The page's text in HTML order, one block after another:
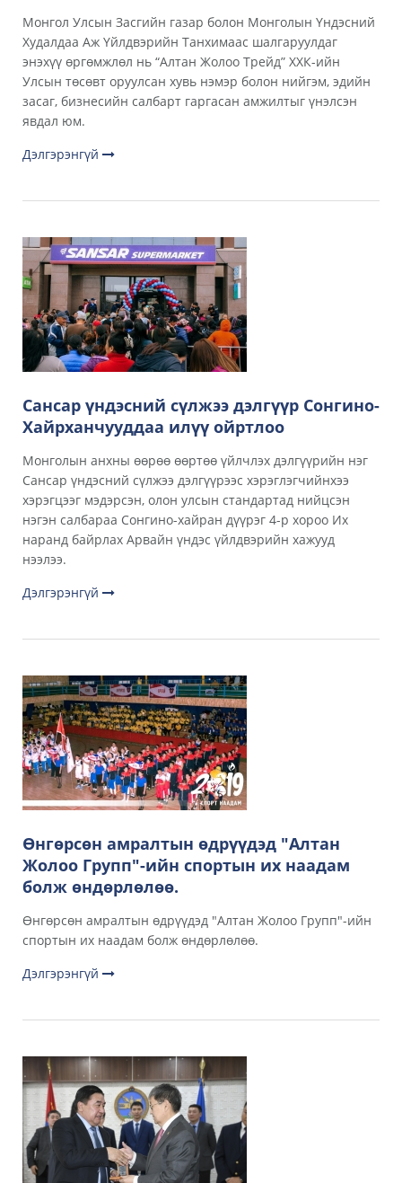
Монгол Улсын Засгийн газар болон Монголын Үндэсний
Худалдаа Аж Үйлдвэрийн Танхимаас шалгаруулдаг
энэхүү өргөмжлөл нь “Алтан Жолоо Трейд” ХХК-ийн
Улсын төсөвт оруулсан хувь нэмэр болон нийгэм, эдийн
засаг, бизнесийн салбарт гаргасан амжилтыг үнэлсэн
явдал юм.
Дэлгэрэнгүй
Сансар үндэсний сүлжээ дэлгүүр Сонгино-
Хайрханчууддаа илүү ойртлоо
Монголын анхны өөрөө өөртөө үйлчлэх дэлгүүрийн нэг
Сансар үндэсний сүлжээ дэлгүүрээс хэрэглэгчийнхээ
хэрэгцээг мэдэрсэн, олон улсын стандартад нийцсэн
нэгэн салбараа Сонгино-хайран дүүрэг 4-р хороо Их
наранд байрлах Арвайн үндэс үйлдвэрийн хажууд
нээлээ.
Дэлгэрэнгүй
Өнгөрсөн амралтын өдрүүдэд "Алтан
Жолоо Групп"-ийн спортын их наадам
болж өндөрлөлөө.
Өнгөрсөн амралтын өдрүүдэд "Алтан Жолоо Групп"-ийн
спортын их наадам болж өндөрлөлөө.
Дэлгэрэнгүй